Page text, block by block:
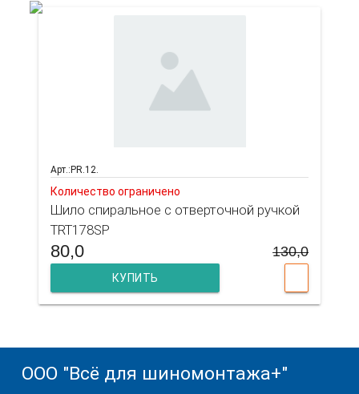
Арт.:PR.12.
Количество ограничено
Шило спиральное с отверточной ручкой
TRT178SP
80,0 130,0
КУПИТЬ
ООО "Всё для шиномонтажа+"